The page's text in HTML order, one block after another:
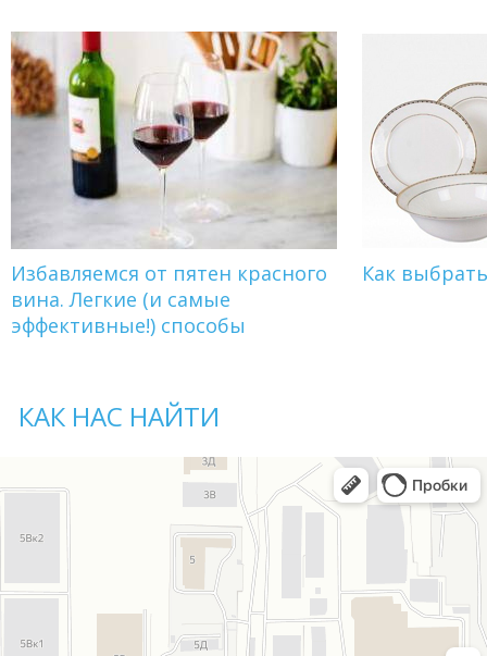
Избавляемся от пятен красного
вина. Легкие (и самые
эффективные!) способы
Как
КАК НАС НАЙТИ